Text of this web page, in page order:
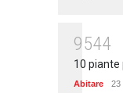
9544
10 piante
Abitare 23